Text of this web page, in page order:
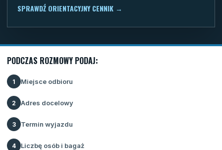
SPRAWDŹ ORIENTACYJNY CENNIK →
PODCZAS ROZMOWY PODAJ:
1 Miejsce odbioru
2 Adres docelowy
3 Termin wyjazdu
4 Liczbę osób i bagaż